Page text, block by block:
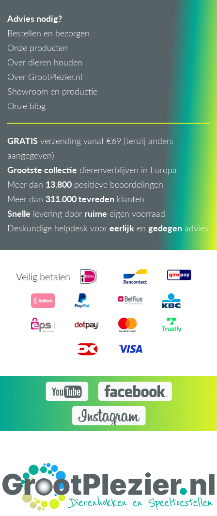
Advies nodig?
Bestellen en bezorgen
Onze producten
Over dieren houden
Over GrootPlezier.nl
Showroom en productie
Onze blog
GRATIS verzending vanaf €69 (tenzij anders
aangegeven)
Grootste collectie dierenverblijven in Europa
Meer dan 13.800 positieve beoordelingen
Meer dan 311.000 tevreden klanten
Snelle levering door ruime eigen voorraad
Deskundige helpdesk voor eerlijk en gedegen advies
Veilig betalen